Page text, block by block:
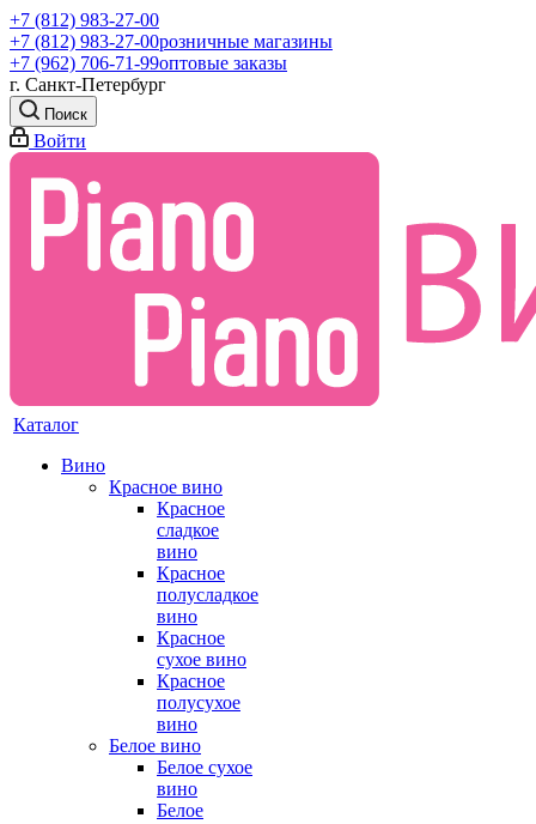
+7 (812) 983-27-00
+7 (812) 983-27-00розничные магазины
+7 (962) 706-71-99оптовые заказы
г. Санкт-Петербург
Поиск
Войти
Каталог
Вино
Красное вино
Красное
сладкое
вино
Красное
полусладкое
вино
Красное
сухое вино
Красное
полусухое
вино
Белое вино
Белое сухое
вино
Белое